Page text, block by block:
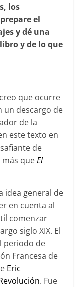
los
el
y dé una
y de lo que
que ocurre
un descargo de
de la
este texto en
de
más queEl
idea general de
en cuenta al
comenzar
siglo XIX. El
periodo de
Francesa de
Eric
. Fue